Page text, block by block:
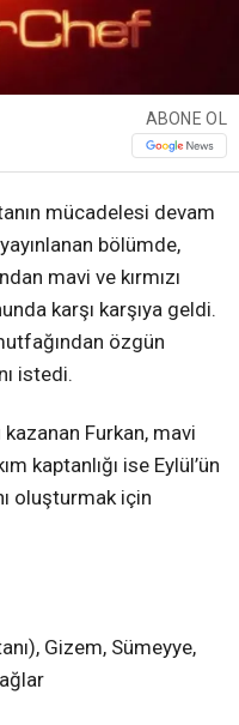
ABONE OL
mücadelesi devam
bölümde,
mavi ve kırmızı
karşı karşıya geldi.
özgün
istedi.
kazanan Furkan, mavi
kaptanlığı ise Eylül’ün
oluşturmak için
Gizem, Sümeyye,